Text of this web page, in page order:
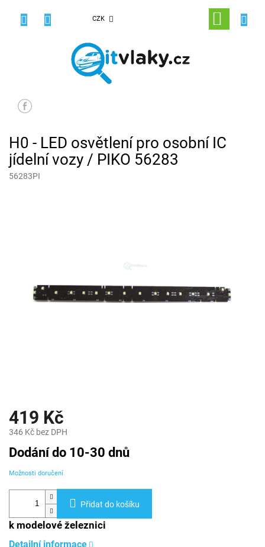
CZK
NÁKUPNÍ
KOŠÍK
H0 - LED osvětlení pro osobní IC
jídelní vozy / PIKO 56283
56283PI
419 Kč
346 Kč bez DPH
Měrná
cena:
Dodání do 10-30 dnů
Možnosti doručení
Přidat do košíku
k modelové železnici
Detailní informace